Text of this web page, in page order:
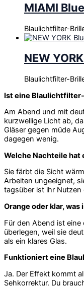
MIAMI
Blaulichtfilter-
NEW
Blaulichtfilter-
Ist eine
Am Abend und mit
kurzwellige Licht ab,
Gläser gegen müde
dagegen wenig.
Welche Nachteile
Sie färbt die Sicht
Arbeiten ungeeignet,
tagsüber ist ihr Nutzen
Orange oder klar, was
Für den Abend ist
überlegen, weil sie
als ein klares Glas.
Funktioniert eine
Ja. Der Effekt kommt
Sehkorrektur. Du